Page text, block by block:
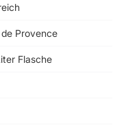
Provence
Flasche